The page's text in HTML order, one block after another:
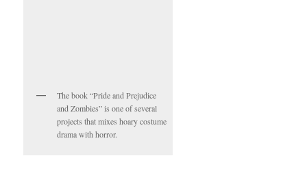
The book “Pride and Prejudice
and Zombies” is one of several
projects that mixes hoary costume
drama with horror.